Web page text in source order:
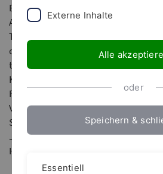
Bitte beachten Sie den
Aktienfonds, boerse.de-Weltfonds,
Technologiefonds und boerse.de-
das KID, bevor Sie eine endgültige
treffen. Generell birgt jede Investition
Kapitalverlustes. Verbindliche
Fonds sind das
Verkaufsprospekt mit dem
Satzung, der zuletzt veröffentlichte
Jahresbericht und der letzte
Halbjahresbericht.
Externe Inhalte
Alle
oder
Speichern &
Essentiell